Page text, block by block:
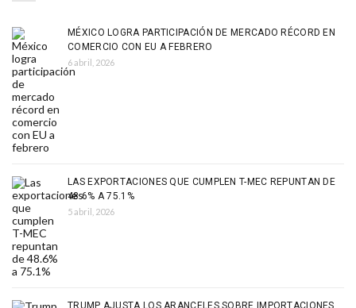
MÉXICO LOGRA PARTICIPACIÓN DE MERCADO RÉCORD EN
COMERCIO CON EU A FEBRERO
6 abril, 2026
LAS EXPORTACIONES QUE CUMPLEN T-MEC REPUNTAN DE
48.6% A 75.1%
5 abril, 2026
TRUMP AJUSTA LOS ARANCELES SOBRE IMPORTACIONES